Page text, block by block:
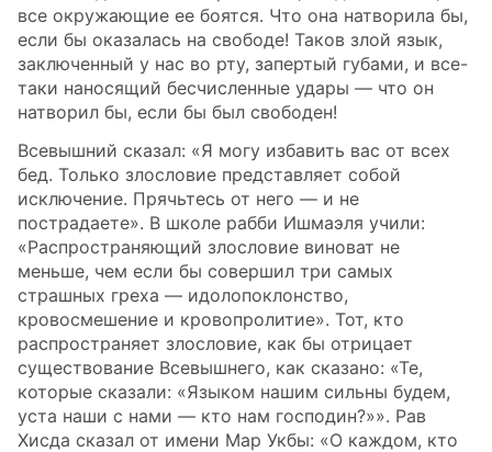
все окружающие ее боятся. Что она натворила бы,
если бы оказалась на свободе! Таков злой язык,
заключенный у нас во рту, запертый губами, и все-
таки наносящий бесчисленные удары — что он
натворил бы, если бы был свободен!
Всевышний сказал: «Я могу избавить вас от всех
бед. Только злословие представляет собой
исключение. Прячьтесь от него — и не
пострадаете». В школе рабби Ишмаэля учили:
«Распространяющий злословие виноват не
меньше, чем если бы совершил три самых
страшных греха — идолопоклонство,
кровосмешение и кровопролитие». Тот, кто
распространяет злословие, как бы отрицает
существование Всевышнего, как сказано: «Те,
которые сказали: «Языком нашим сильны будем,
уста наши с нами — кто нам господин?»». Рав
Хисда сказал от имени Map Укбы: «О каждом, кто